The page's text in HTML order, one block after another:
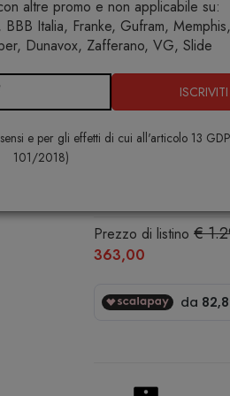
altre promo e non applicabile su:
Italia, Franke, Gufram,
Dunavox, Zafferano, VG, Slide
ISCRIVITI
e per gli effetti di cui all'articolo 13
101/2018)
Pouf Rebels Pouf RC03-25
Rebels
COVO
Prezzo di listino €
363,00